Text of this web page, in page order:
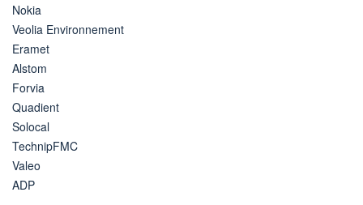
Nokia
Veolia Environnement
Eramet
Alstom
Forvia
Quadient
Solocal
TechnipFMC
Valeo
ADP